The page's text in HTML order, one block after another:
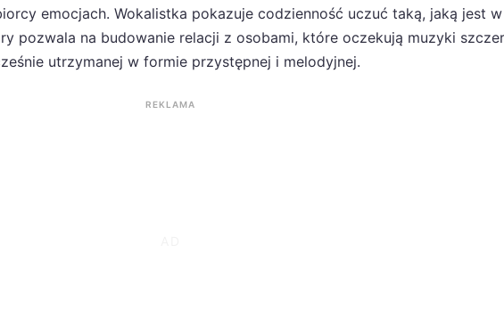
emocjach. Wokalistka pokazuje codzienność uczuć taką, jaką jest w
pozwala na budowanie relacji z osobami, które oczekują muzyki
utrzymanej w formie przystępnej i melodyjnej.
REKLAMA